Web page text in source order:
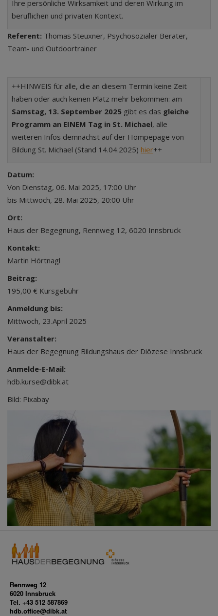
Ihre persönliche Wirksamkeit und deren Wirkung im
beruflichen und privaten Kontext.
Referent: Thomas Steuxner, Psychosozialer Berater,
Team- und Outdoortrainer
++HINWEIS für alle, die an diesem Termin keine Zeit
haben oder auch keinen Platz mehr bekommen: am
Samstag, 13. September 2025 gibt es das gleiche
Programm an EINEM Tag in St. Michael, alle
weiteren Infos demnächst auf der Hompepage von
Bildung St. Michael (Stand 14.04.2025) hier++
Datum:
Von Dienstag, 06. Mai 2025, 17:00 Uhr
bis Mittwoch, 28. Mai 2025, 20:00 Uhr
Ort:
Haus der Begegnung, Rennweg 12, 6020 Innsbruck
Kontakt:
Martin Hörtnagl
Beitrag:
195,00 € Kursgebühr
Anmeldung bis:
Mittwoch, 23.April 2025
Veranstalter:
Haus der Begegnung Bildungshaus der Diözese Innsbruck
Anmelde-E-Mail:
hdb.kurse@dibk.at
Bild: Pixabay
Rennweg 12
6020 Innsbruck
Tel. +43 512 587869
hdb.office@dibk.at